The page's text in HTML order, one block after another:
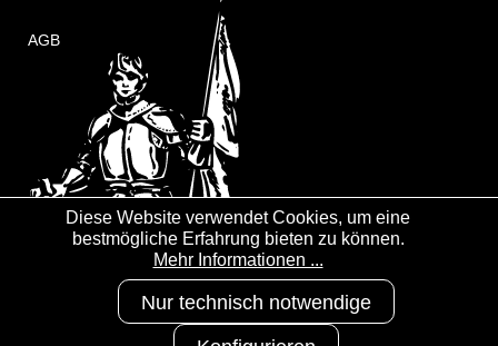
AGB
Diese Website verwendet Cookies, um eine
bestmögliche Erfahrung bieten zu können.
Mehr Informationen ...
Nur technisch notwendige